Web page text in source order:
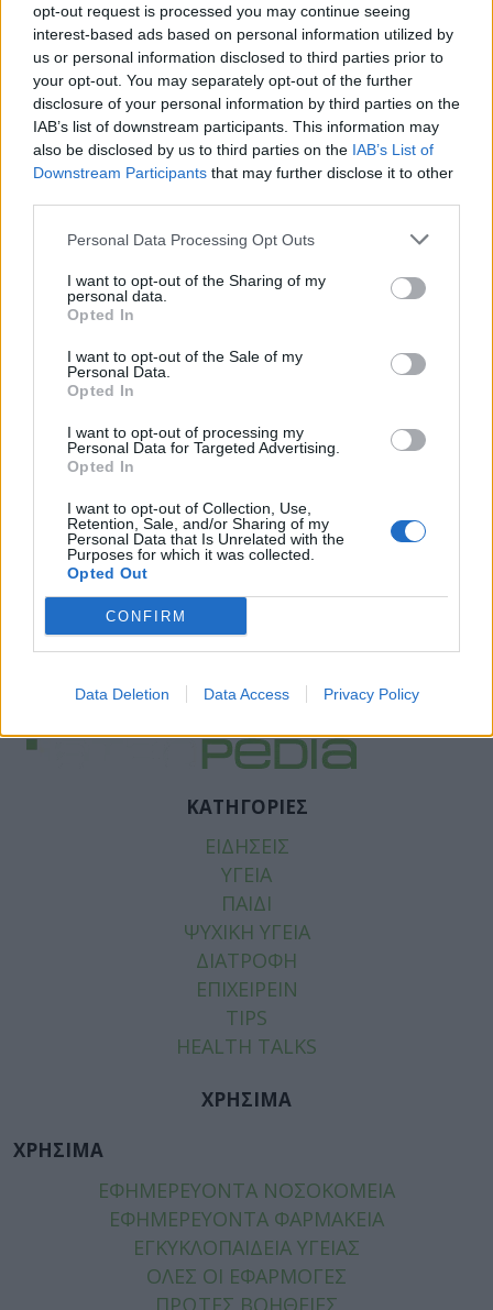
opt-out request is processed you may continue seeing
interest-based ads based on personal information utilized by
us or personal information disclosed to third parties prior to
your opt-out. You may separately opt-out of the further
disclosure of your personal information by third parties on the
IAB’s list of downstream participants. This information may
also be disclosed by us to third parties on the IAB’s List of
Downstream Participants that may further disclose it to other
Personal Data Processing Opt Outs
I want to opt-out of the Sharing of my
personal data.
Opted In
I want to opt-out of the Sale of my
Personal Data.
Opted In
I want to opt-out of processing my
Personal Data for Targeted Advertising.
Opted In
I want to opt-out of Collection, Use,
Retention, Sale, and/or Sharing of my
Personal Data that Is Unrelated with the
Purposes for which it was collected.
Opted Out
CONFIRM
Data Deletion Data Access Privacy Policy
να κάνουν ψηφιακή μαστογραφία,
υπερηχογράφημα, κλινική εξέταση από γιατρό.
Διαβάστε επίσης: Καρκίνος του
μαστού: Οι εξελίξεις που αλλάζουν
την πρόγνωση των ασθενών
Φωτογραφία iStock
Facebook
Tags:
ΕΙΡΗΝΗ ΑΓΑΠΗΔΑΚΗ
ΜΑΣΤΟΥ,ΜΑΣΤΟΓΡΑΦΙΑ,ΠΡΟΛΗΠΤΙΚΟΣ
ΕΛΕΓΧΟΣ
ΚΑΤΗΓΟΡΙΕΣ
ΕΙΔΗΣΕΙΣ
ΥΓΕΙΑ
ΠΑΙΔΙ
ΨΥΧΙΚΗ ΥΓΕΙΑ
ΔΙΑΤΡΟΦΗ
ΕΠΙΧΕΙΡΕΙΝ
TIPS
HEALTH TALKS
ΧΡΗΣΙΜΑ
ΧΡΗΣΙΜΑ
ΕΦΗΜΕΡΕΥΟΝΤΑ ΝΟΣΟΚΟΜΕΙΑ
ΕΦΗΜΕΡΕΥΟΝΤΑ ΦΑΡΜΑΚΕΙΑ
ΕΓΚΥΚΛΟΠΑΙΔΕΙΑ ΥΓΕΙΑΣ
ΟΛΕΣ ΟΙ ΕΦΑΡΜΟΓΕΣ
ΠΡΩΤΕΣ ΒΟΗΘΕΙΕΣ